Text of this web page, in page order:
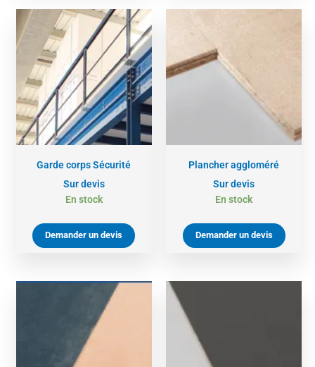
Garde corps Sécurité
Sur devis
En stock
Demander un devis
Plancher aggloméré
Sur devis
En stock
Demander un devis